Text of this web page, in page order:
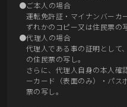
●ご本人の場合
運転免許証・マイナンバーカ
ずれかのコピー又は住民票の
●代理人の場合
代理人である事の証明として
の住民票の写し。
さらに、代理人自身の本人確
ーカード（表面のみ）・パス
票の写し。